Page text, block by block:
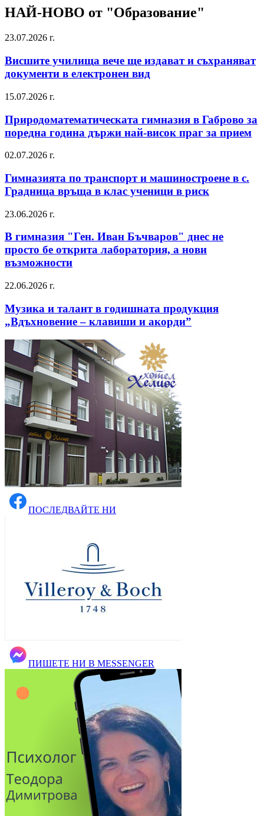
НАЙ-НОВО от "Образование"
23.07.2026 г.
Висшите училища вече ще издават и съхраняват
документи в електронен вид
15.07.2026 г.
Природоматематическата гимназия в Габрово за
поредна година държи най-висок праг за прием
02.07.2026 г.
Гимназията по транспорт и машиностроене в с.
Градница връща в клас ученици в риск
23.06.2026 г.
В гимназия "Ген. Иван Бъчваров" днес не
просто бе открита лаборатория, а нови
възможности
22.06.2026 г.
Музика и талант в годишната продукция
„Вдъхновение – клавиши и акорди”
ПОСЛЕДВАЙТЕ НИ
ПИШЕТЕ НИ В MESSENGER